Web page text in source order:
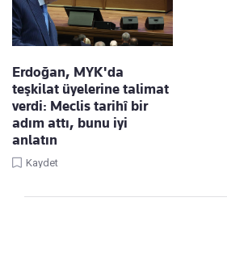
Erdoğan, MYK'da
teşkilat üyelerine talimat
verdi: Meclis tarihî bir
adım attı, bunu iyi
anlatın
Kaydet